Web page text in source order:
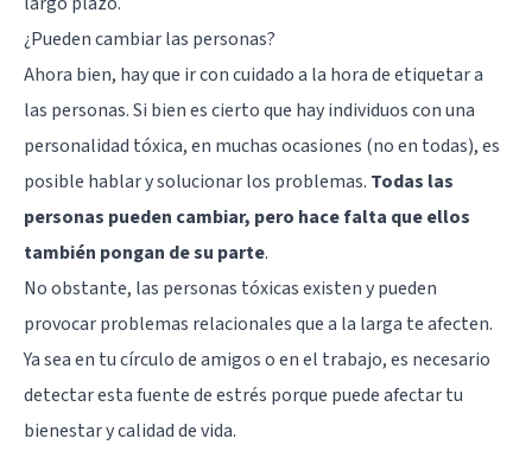
¿Pueden cambiar las personas?
Ahora bien, hay que ir con cuidado a la hora de etiquetar a
las personas. Si bien es cierto que hay individuos con una
personalidad tóxica, en muchas ocasiones (no en todas), es
posible hablar y solucionar los problemas. Todas las
personas pueden cambiar, pero hace falta que ellos
también pongan de su parte.
No obstante, las personas tóxicas existen y pueden
provocar problemas relacionales que a la larga te afecten.
Ya sea en tu círculo de amigos o en el trabajo, es necesario
detectar esta fuente de estrés porque puede afectar tu
bienestar y calidad de vida.